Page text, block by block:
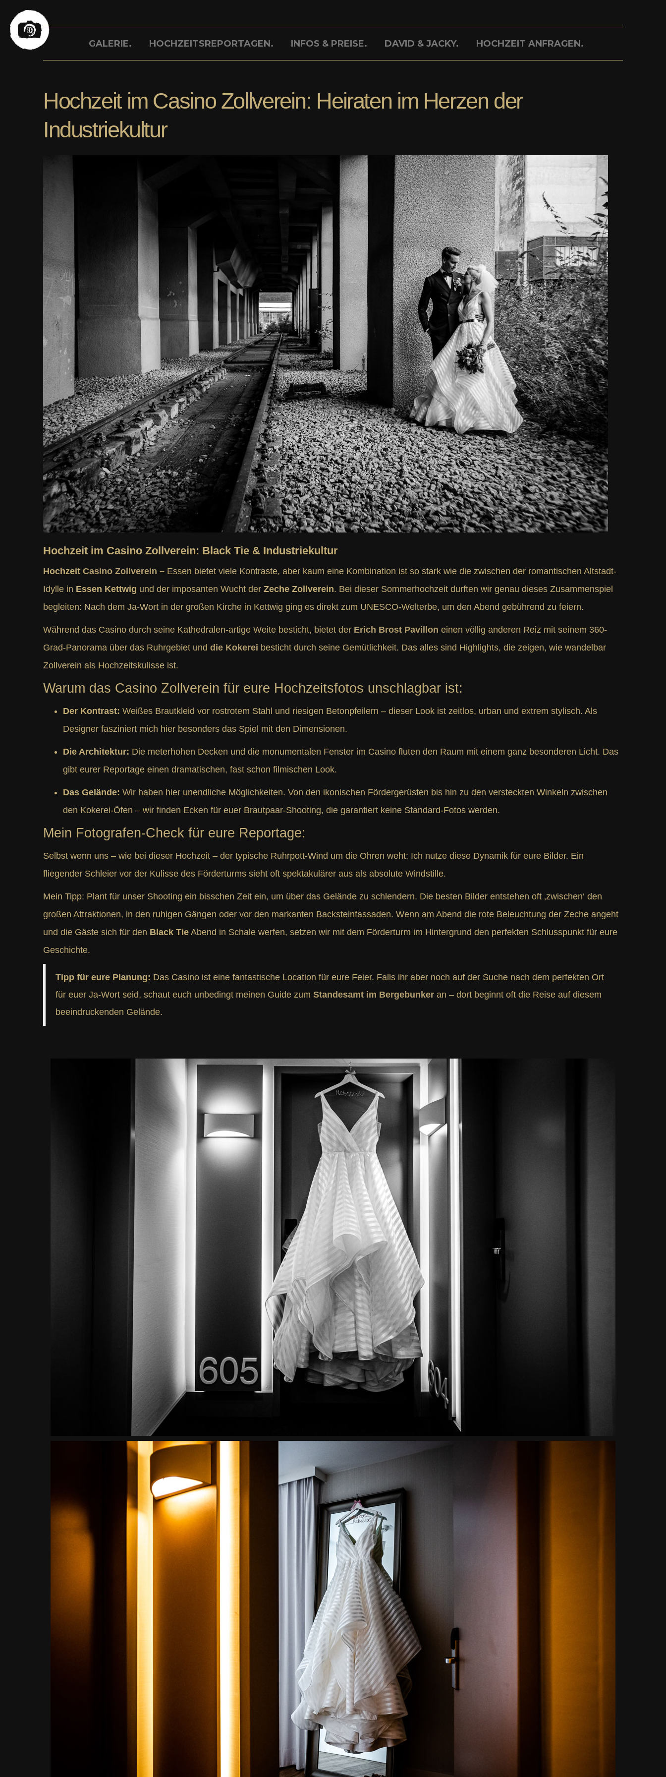
to
GALERIE. HOCHZEITSREPORTAGEN. INFOS & PREISE. DAVID & JACKY. HOCHZEIT ANFRAGEN.
Hochzeit im Casino Zollverein: Heiraten im Herzen der
Industriekultur
Hochzeit im Casino Zollverein: Black Tie & Industriekultur
Hochzeit Casino Zollverein – Essen bietet viele Kontraste, aber kaum eine Kombination ist so stark wie die zwischen der romantischen Altstadt-
Idylle in Essen Kettwig und der imposanten Wucht der Zeche Zollverein. Bei dieser Sommerhochzeit durften wir genau dieses Zusammenspiel
begleiten: Nach dem Ja-Wort in der großen Kirche in Kettwig ging es direkt zum UNESCO-Welterbe, um den Abend gebührend zu feiern.
Während das Casino durch seine Kathedralen-artige Weite besticht, bietet der Erich Brost Pavillon einen völlig anderen Reiz mit seinem 360-
Grad-Panorama über das Ruhrgebiet und die Kokerei besticht durch seine Gemütlichkeit. Das alles sind Highlights, die zeigen, wie wandelbar
Zollverein als Hochzeitskulisse ist.
Warum das Casino Zollverein für eure Hochzeitsfotos unschlagbar ist:
Der Kontrast: Weißes Brautkleid vor rostrotem Stahl und riesigen Betonpfeilern – dieser Look ist zeitlos, urban und extrem stylisch. Als
Designer fasziniert mich hier besonders das Spiel mit den Dimensionen.
Die Architektur: Die meterhohen Decken und die monumentalen Fenster im Casino fluten den Raum mit einem ganz besonderen Licht. Das
gibt eurer Reportage einen dramatischen, fast schon filmischen Look.
Das Gelände: Wir haben hier unendliche Möglichkeiten. Von den ikonischen Fördergerüsten bis hin zu den versteckten Winkeln zwischen
den Kokerei-Öfen – wir finden Ecken für euer Brautpaar-Shooting, die garantiert keine Standard-Fotos werden.
Mein Fotografen-Check für eure Reportage:
Selbst wenn uns – wie bei dieser Hochzeit – der typische Ruhrpott-Wind um die Ohren weht: Ich nutze diese Dynamik für eure Bilder. Ein
fliegender Schleier vor der Kulisse des Förderturms sieht oft spektakulärer aus als absolute Windstille.
Mein Tipp: Plant für unser Shooting ein bisschen Zeit ein, um über das Gelände zu schlendern. Die besten Bilder entstehen oft ‚zwischen‘ den
großen Attraktionen, in den ruhigen Gängen oder vor den markanten Backsteinfassaden. Wenn am Abend die rote Beleuchtung der Zeche angeht
und die Gäste sich für den Black Tie Abend in Schale werfen, setzen wir mit dem Förderturm im Hintergrund den perfekten Schlusspunkt für eure
Geschichte.
Tipp für eure Planung: Das Casino ist eine fantastische Location für eure Feier. Falls ihr aber noch auf der Suche nach dem perfekten Ort
für euer Ja-Wort seid, schaut euch unbedingt meinen Guide zum Standesamt im Bergebunker an – dort beginnt oft die Reise auf diesem
beeindruckenden Gelände.